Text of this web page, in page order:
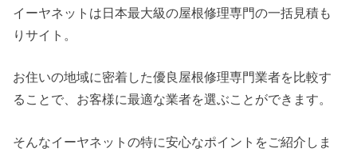
イーヤネットは日本最大級の屋根修理専門の一括見積も
りサイト。
お住いの地域に密着した優良屋根修理専門業者を比較す
ることで、お客様に最適な業者を選ぶことができます。
そんなイーヤネットの特に安心なポイントをご紹介しま